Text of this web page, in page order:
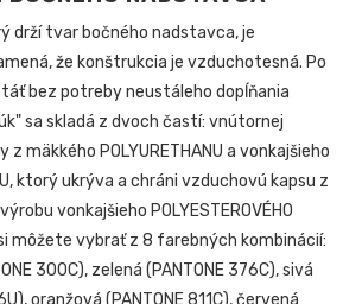
drží tvar bočného nadstavca, je
že konštrukcia je vzduchotesná. Po
bez potreby neustáleho dopĺňania
sa skladá z dvoch častí: vnútornej
mäkkého POLYURETHANU a vonkajšieho
ktorý ukrýva a chráni vzduchovú kapsu z
výrobu vonkajšieho POLYESTEROVÉHO
môžete vybrať z 8 farebných kombinácií:
300C), zelená (PANTONE 376C), sivá